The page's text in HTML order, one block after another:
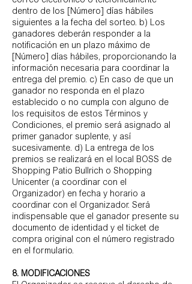
dentro de los [Número] días hábiles
siguientes a la fecha del sorteo. b) Los
ganadores deberán responder a la
notificación en un plazo máximo de
[Número] días hábiles, proporcionando la
información necesaria para coordinar la
entrega del premio. c) En caso de que un
ganador no responda en el plazo
establecido o no cumpla con alguno de
los requisitos de estos Términos y
Condiciones, el premio será asignado al
primer ganador suplente, y así
sucesivamente. d) La entrega de los
premios se realizará en el local BOSS de
Shopping Patio Bullrich o Shopping
Unicenter (a coordinar con el
Organizador) en fecha y horario a
coordinar con el Organizador. Será
indispensable que el ganador presente su
documento de identidad y el ticket de
compra original con el número registrado
en el formulario.
8. MODIFICACIONES